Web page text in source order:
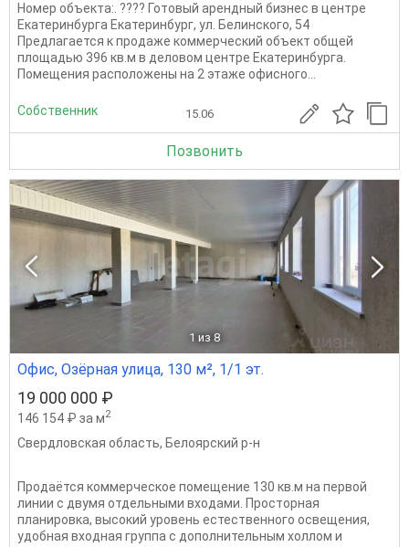
Номер объекта:. ???? Готовый арендный бизнес в центре
Екатеринбурга Екатеринбург, ул. Белинского, 54
Предлагается к продаже коммерческий объект общей
площадью 396 кв.м в деловом центре Екатеринбурга.
Помещения расположены на 2 этаже офисного...
Собственник 15.06
Позвонить
1 из 8
Офис, Озёрная улица, 130 м², 1/1 эт.
19 000 000 ₽
146 154 ₽ за м2
Свердловская область, Белоярский р-н
Продаётся коммерческое помещение 130 кв.м на первой
линии с двумя отдельными входами. Просторная
планировка, высокий уровень естественного освещения,
удобная входная группа с дополнительным холлом и